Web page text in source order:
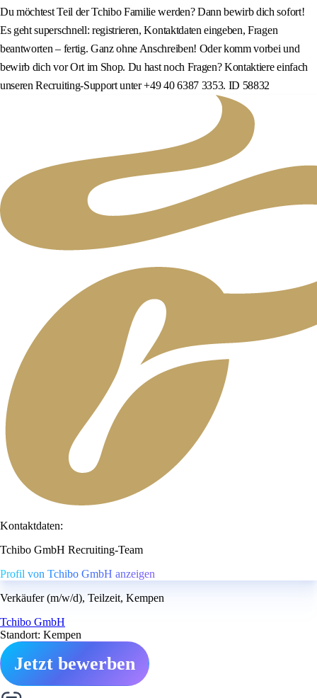
Du möchtest Teil der Tchibo Familie werden? Dann bewirb dich sofort!
Es geht superschnell: registrieren, Kontaktdaten eingeben, Fragen
beantworten – fertig. Ganz ohne Anschreiben! Oder komm vorbei und
bewirb dich vor Ort im Shop. Du hast noch Fragen? Kontaktiere einfach
unseren Recruiting-Support unter +49 40 6387 3353. ID 58832
Kontaktdaten:
Tchibo GmbH Recruiting-Team
Profil von Tchibo GmbH anzeigen
Verkäufer (m/w/d), Teilzeit, Kempen
Tchibo GmbH
Standort: Kempen
Jetzt bewerben